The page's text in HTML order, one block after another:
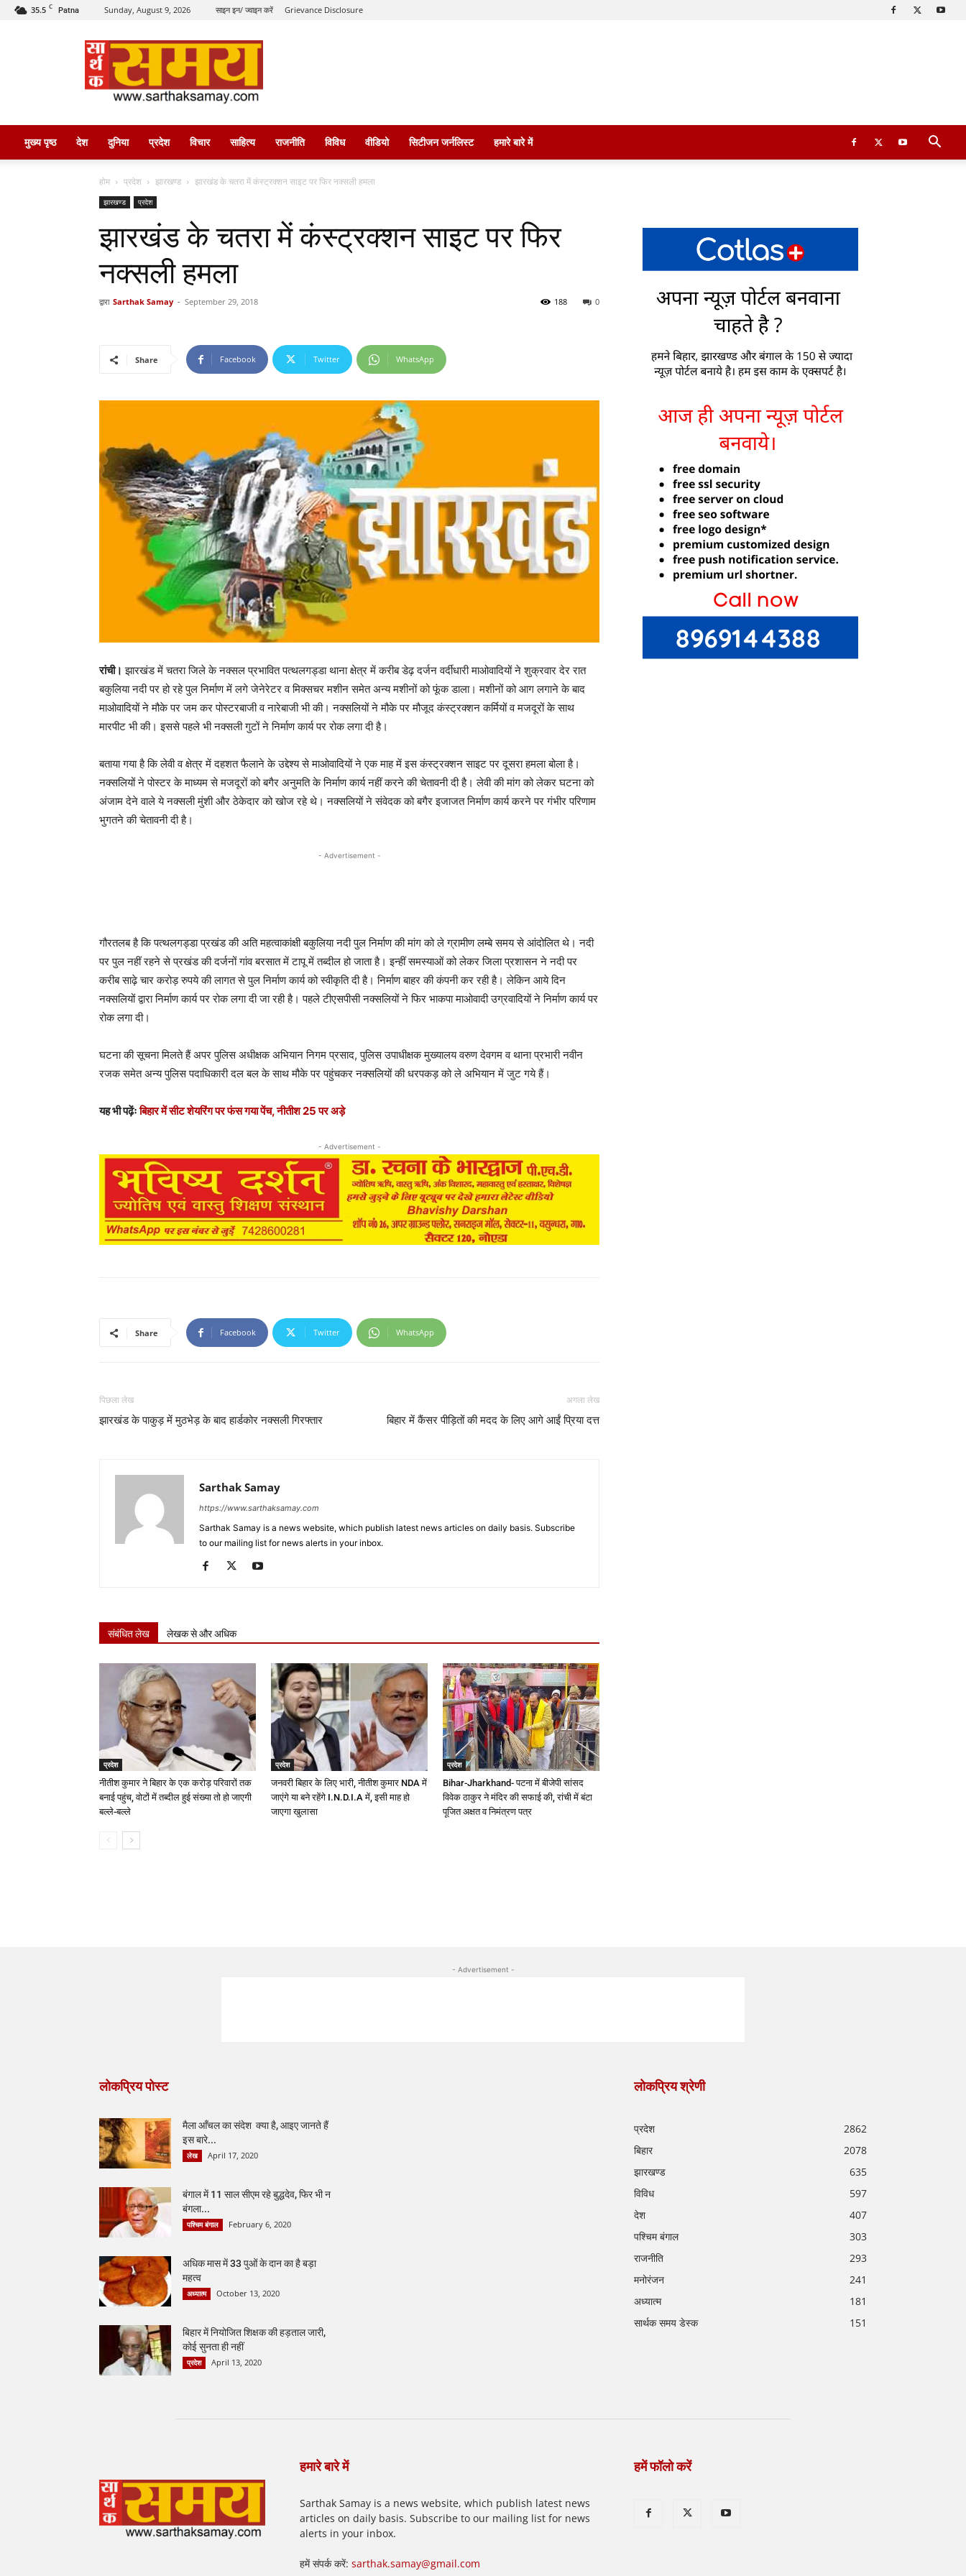
35.5 C Patna Sunday, August 9, 2026 साइन इन/ ज्वाइन करें Grievance Disclosure
सार्थक
समय
मुख्य पृष्ठ देश दुनिया प्रदेश विचार साहित्य राजनीति विविध वीडियो सिटीजन जर्नलिस्ट हमारे बारे में
होम प्रदेश झारखण्ड झारखंड के चतरा में कंस्ट्रक्शन साइट पर फिर नक्सली हमला
झारखण्ड प्रदेश
झारखंड के चतरा में कंस्ट्रक्शन साइट पर फिर
नक्सली हमला
द्वारा Sarthak Samay - September 29, 2018 0
188
Share Facebook Twitter WhatsApp
रांची। झारखंड में चतरा जिले के नक्सल प्रभावित पत्थलगड्डा थाना क्षेत्र में करीब डेढ़ दर्जन वर्दीधारी माओवादियों ने शुक्रवार देर रात
बकुलिया नदी पर हो रहे पुल निर्माण में लगे जेनेरेटर व मिक्सचर मशीन समेत अन्य मशीनों को फूंक डाला। मशीनों को आग लगाने के बाद
माओवादियों ने मौके पर जम कर पोस्टरबाजी व नारेबाजी भी की। नक्सलियों ने मौके पर मौजूद कंस्ट्रक्शन कर्मियों व मजदूरों के साथ
मारपीट भी की। इससे पहले भी नक्सली गुटों ने निर्माण कार्य पर रोक लगा दी है।
बताया गया है कि लेवी व क्षेत्र में दहशत फैलाने के उद्देश्य से माओवादियों ने एक माह में इस कंस्ट्रक्शन साइट पर दूसरा हमला बोला है।
नक्सलियों ने पोस्टर के माध्यम से मजदूरों को बगैर अनुमति के निर्माण कार्य नहीं करने की चेतावनी दी है। लेवी की मांग को लेकर घटना को
अंजाम देने वाले ये नक्सली मुंशी और ठेकेदार को खोज रहे थे। नक्सलियों ने संवेदक को बगैर इजाजत निर्माण कार्य करने पर गंभीर परिणाम
भुगतने की चेतावनी दी है।
- Advertisement -
गौरतलब है कि पत्थलगड्डा प्रखंड की अति महत्वाकांक्षी बकुलिया नदी पुल निर्माण की मांग को ले ग्रामीण लम्बे समय से आंदोलित थे। नदी
पर पुल नहीं रहने से प्रखंड की दर्जनों गांव बरसात में टापू में तब्दील हो जाता है। इन्हीं समस्याओं को लेकर जिला प्रशासन ने नदी पर
करीब साढ़े चार करोड़ रुपये की लागत से पुल निर्माण कार्य को स्वीकृति दी है। निर्माण बाहर की कंपनी कर रही है। लेकिन आये दिन
नक्सलियों द्वारा निर्माण कार्य पर रोक लगा दी जा रही है। पहले टीएसपीसी नक्सलियों ने फिर भाकपा माओवादी उग्रवादियों ने निर्माण कार्य पर
रोक लगा दी।
घटना की सूचना मिलते हैं अपर पुलिस अधीक्षक अभियान निगम प्रसाद, पुलिस उपाधीक्षक मुख्यालय वरुण देवगम व थाना प्रभारी नवीन
रजक समेत अन्य पुलिस पदाधिकारी दल बल के साथ मौके पर पहुंचकर नक्सलियों की धरपकड़ को ले अभियान में जुट गये हैं।
यह भी पढ़ेंःबिहार में सीट शेयरिंग पर फंस गया पेंच, नीतीश 25 पर अड़े
- Advertisement -
Share Facebook Twitter WhatsApp
पिछला लेख
झारखंड के पाकुड़ में मुठभेड़ के बाद हार्डकोर नक्सली गिरफ्तार
अगला लेख
बिहार में कैंसर पीड़ितों की मदद के लिए आगे आईं प्रिया दत्त
Sarthak Samay
https://www.sarthaksamay.com
Sarthak Samay is a news website, which publish latest news articles on daily basis. Subscribe
to our mailing list for news alerts in your inbox.
संबंधित लेख लेखक से और अधिक
प्रदेश
नीतीश कुमार ने बिहार के एक करोड़ परिवारों तक
बनाई पहुंच, वोटों में तब्दील हुई संख्या तो हो जाएगी
बल्ले-बल्ले
प्रदेश
जनवरी बिहार के लिए भारी, नीतीश कुमार NDA में
जाएंगे या बने रहेंगे I.N.D.I.A में, इसी माह हो
जाएगा खुलासा
प्रदेश
Bihar-Jharkhand- पटना में बीजेपी सांसद
विवेक ठाकुर ने मंदिर की सफाई की, रांची में बंटा
पूजित अक्षत व निमंत्रण पत्र
- Advertisement -
लोकप्रिय पोस्ट
मैला आँचल का संदेश क्या है, आइए जानते हैं
इस बारे...
लेख April 17, 2020
बंगाल में 11 साल सीएम रहे बुद्धदेव, फिर भी न
बंगला...
पश्चिम बंगाल February 6, 2020
अधिक मास में 33 पुओं के दान का है बड़ा
महत्व
अध्यात्म October 13, 2020
बिहार में नियोजित शिक्षक की हड़ताल जारी,
कोई सुनता ही नहीं
प्रदेश April 13, 2020
लोकप्रिय श्रेणी
प्रदेश
2862
बिहार
2078
झारखण्ड
635
विविध
597
देश
407
पश्चिम बंगाल
303
राजनीति
293
मनोरंजन
241
अध्यात्म
181
सार्थक समय डेस्क
151
हमारे बारे में
Sarthak Samay is a news website, which publish latest news
articles on daily basis. Subscribe to our mailing list for news
alerts in your inbox.
हमें संपर्क करें: sarthak.samay@gmail.com
हमें फॉलो करें